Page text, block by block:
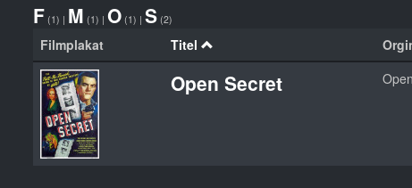
F (1) | M (1) | O (1) | S (2)
Filmplakat Titel
Open Secret